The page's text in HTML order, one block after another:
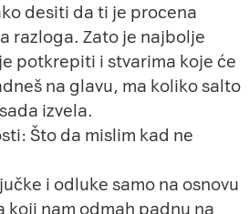
desiti da ti je procena
razloga. Zato je najbolje
potkrepiti i stvarima koje će
na glavu, ma koliko salto
izvela.
Što da mislim kad ne
i odluke samo na osnovu
nam odmah padnu na